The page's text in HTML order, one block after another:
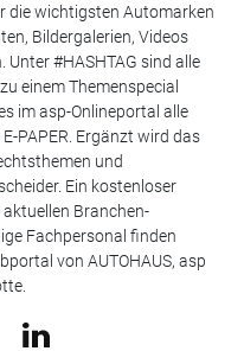
die wichtigsten Automarken
Bildergalerien, Videos
#HASHTAG sind alle
einem Themenspecial
im asp-Onlineportal alle
PAPER. Ergänzt wird das
und
Ein kostenloser
aktuellen Branchen-
Fachpersonal finden
von AUTOHAUS, asp